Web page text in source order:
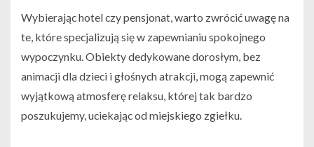
Wybierając hotel czy pensjonat, warto zwrócić uwagę na
te, które specjalizują się w zapewnianiu spokojnego
wypoczynku. Obiekty dedykowane dorosłym, bez
animacji dla dzieci i głośnych atrakcji, mogą zapewnić
wyjątkową atmosferę relaksu, której tak bardzo
poszukujemy, uciekając od miejskiego zgiełku.